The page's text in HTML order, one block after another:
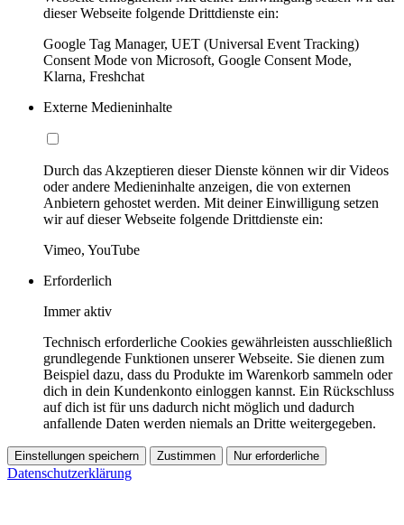
dieser Webseite folgende Drittdienste ein:
Google Tag Manager, UET (Universal Event Tracking)
Consent Mode von Microsoft, Google Consent Mode,
Klarna, Freshchat
Externe Medieninhalte
Durch das Akzeptieren dieser Dienste können wir dir Videos
oder andere Medieninhalte anzeigen, die von externen
Anbietern gehostet werden. Mit deiner Einwilligung setzen
wir auf dieser Webseite folgende Drittdienste ein:
Vimeo, YouTube
Erforderlich
Immer aktiv
Technisch erforderliche Cookies gewährleisten ausschließlich
grundlegende Funktionen unserer Webseite. Sie dienen zum
Beispiel dazu, dass du Produkte im Warenkorb sammeln oder
dich in dein Kundenkonto einloggen kannst. Ein Rückschluss
auf dich ist für uns dadurch nicht möglich und dadurch
anfallende Daten werden niemals an Dritte weitergegeben.
Einstellungen speichern Zustimmen Nur erforderliche
Datenschutzerklärung